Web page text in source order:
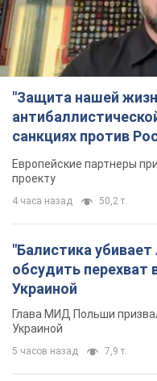
"Балистика
обсудить перехват
Украиной
Глава МИД Польши
Украиной
5 часов назад 7,9 т.
Россия нанесла
немецкому судну в
подробности
Во время эвакуации
нанесли еще один удар
3 часа назад